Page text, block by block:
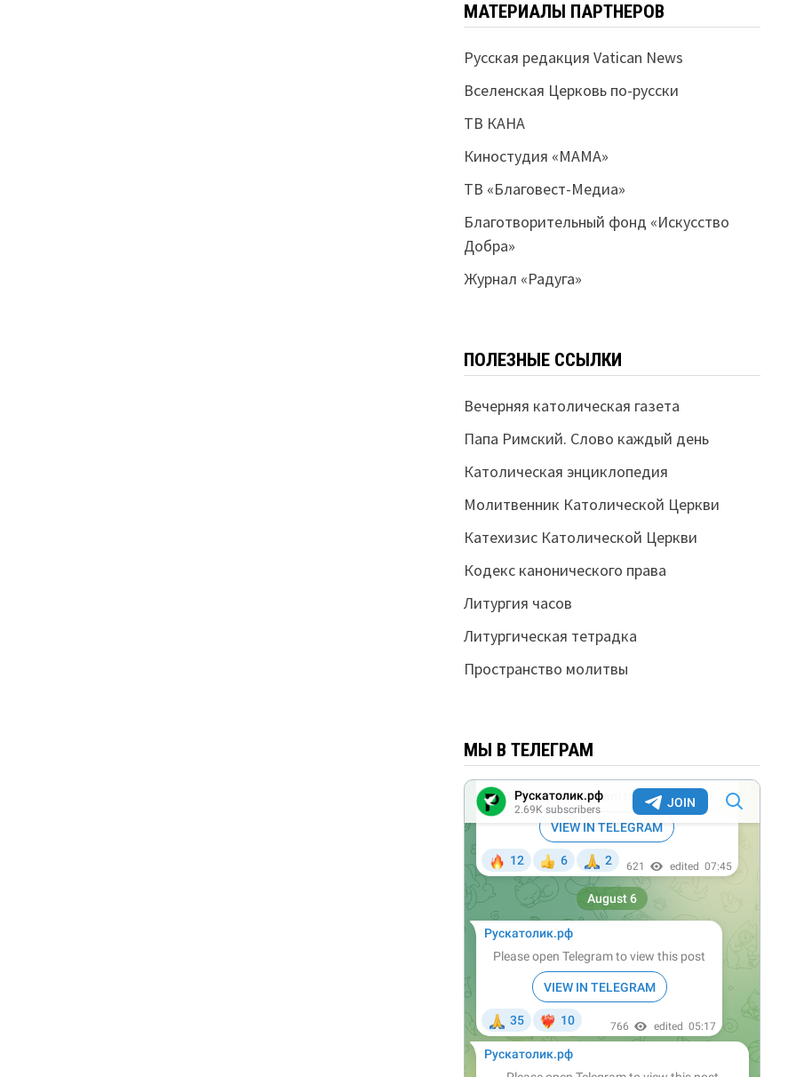
МАТЕРИАЛЫ ПАРТНЕРОВ
Русская редакция Vatican News
Вселенская Церковь по-русски
ТВ КАНА
Киностудия «МАМА»
ТВ «Благовест-Медиа»
Благотворительный фонд «Искусство
Добра»
Журнал «Радуга»
ПОЛЕЗНЫЕ ССЫЛКИ
Вечерняя католическая газета
Папа Римский. Слово каждый день
Католическая энциклопедия
Молитвенник Католической Церкви
Катехизис Католической Церкви
Кодекс канонического права
Литургия часов
Литургическая тетрадка
Пространство молитвы
МЫ В ТЕЛЕГРАМ